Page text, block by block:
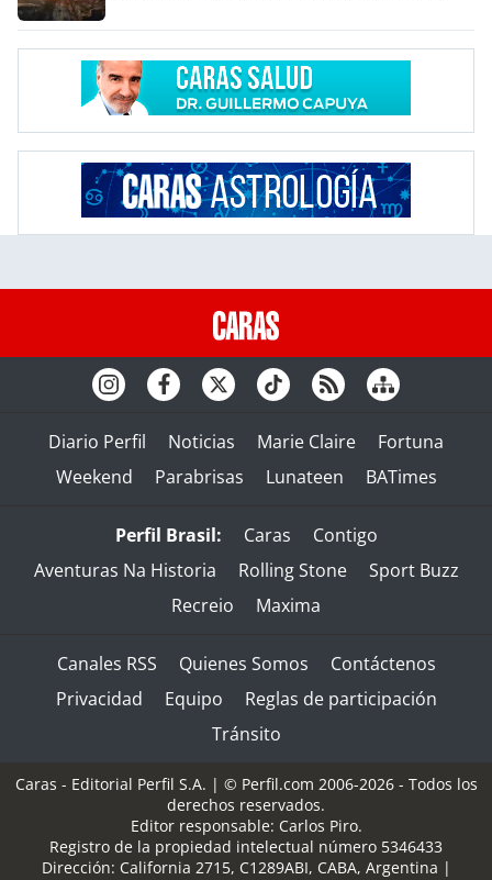
Diario Perfil Noticias Marie Claire
Fortuna
Weekend
Parabrisas Lunateen BATimes
Perfil Brasil: Caras
Contigo
Aventuras Na Historia
Rolling Stone
Sport Buzz
Recreio
Maxima
Canales RSS Quienes Somos
Contáctenos
Privacidad
Equipo
Reglas de participación
Tránsito
Caras - Editorial Perfil S.A. | © Perfil.com 2006-2026 - Todos los
derechos reservados.
Editor responsable: Carlos Piro.
Registro de la propiedad intelectual número 5346433
Dirección: California 2715, C1289ABI, CABA, Argentina |